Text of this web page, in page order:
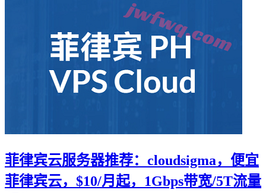
菲律宾云服务器推荐：cloudsigma，便宜
菲律宾云，$10/月起，1Gbps带宽/5T流量